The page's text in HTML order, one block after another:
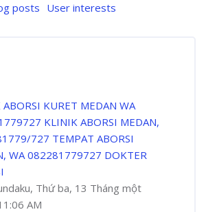
posts User interests
KURET MEDAN WA
KLINIK ABORSI MEDAN,
727 TEMPAT ABORSI
WA 082281779727 DOKTER
Thứ ba, 13 Tháng một
AM